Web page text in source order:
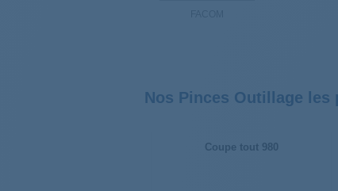
Nos Pinces Outillage les
Coupe tout 980